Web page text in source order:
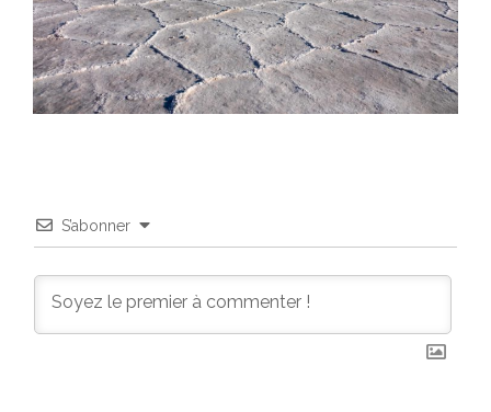
S’abonner